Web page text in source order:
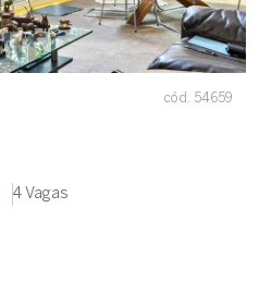
cód. 54659
4 Vagas